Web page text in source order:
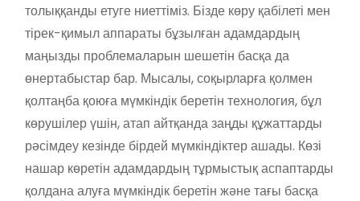
толыққанды етуге ниеттіміз. Бізде көру қабілеті мен
тірек-қимыл аппараты бұзылған адамдардың
маңызды проблемаларын шешетін басқа да
өнертабыстар бар. Мысалы, соқырларға қолмен
қолтаңба қоюға мүмкіндік беретін технология, бұл
көрушілер үшін, атап айтқанда заңды құжаттарды
рәсімдеу кезінде бірдей мүмкіндіктер ашады. Көзі
нашар көретін адамдардың тұрмыстық аспаптарды
қолдана алуға мүмкіндік беретін және тағы басқа